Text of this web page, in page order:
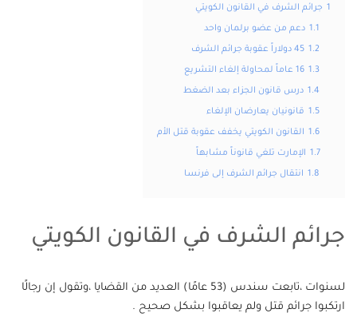
1 جرائم الشرف في القانون الكويتي
1.1 دعم من عضو برلمان واحد
1.2 45 دولاراً عقوبة جرائم الشرف
1.3 16 عاماً لمحاولة إلغاء التشريع
1.4 درس قانون الجزاء بعد الضغط
1.5 قانونيان يعارضان الإلغاء
1.6 القانون الكويتي يخفف عقوبة قتل الأم
1.7 الإمارت تلغي قانوناً مشابهاً
1.8 انتقال جرائم الشرف إلى فرنسا
جرائم الشرف في القانون الكويتي
لسنوات ،تابعت سندس (53 عامًا) العديد من القضايا ،وتقول إن رجالًا
ارتكبوا جرائم قتل ولم يعاقبوا بشكل صحيح .